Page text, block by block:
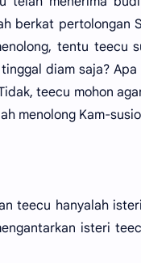
berkat pertolongan
tentu teecu
diam saja?
teecu mohon
menolong Kam-
teecu hanyalah
isteri